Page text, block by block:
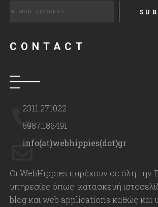
CONTACT
2311.271022
6987.186491
info(at)webhippies(dot)gr
Οι WebHippies παρέχουν σε όλη την
υπηρεσίες όπως: κατασκευή
blog και web applications καθώς και